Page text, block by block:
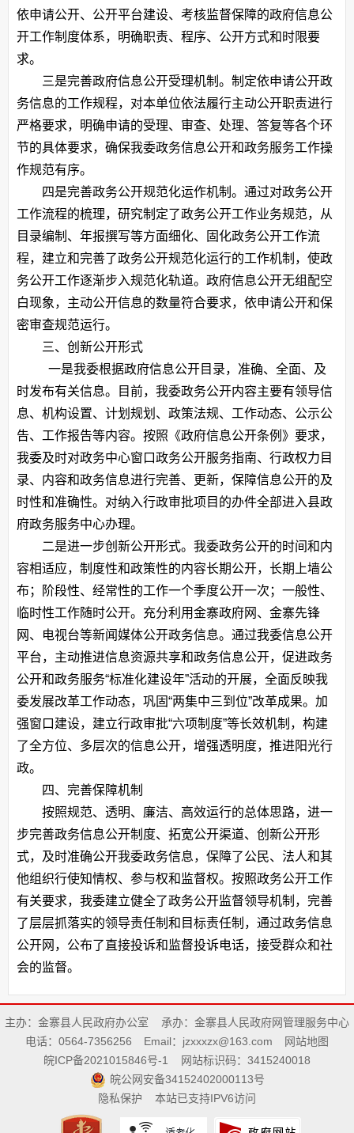
依申请公开、公开平台建设、考核监督保障的政府信息公
开工作制度体系，明确职责、程序、公开方式和时限要
求。
三是完善政府信息公开受理机制。制定依申请公开政
务信息的工作规程，对本单位依法履行主动公开职责进行
严格要求，明确申请的受理、审查、处理、答复等各个环
节的具体要求，确保我委政务信息公开和政务服务工作操
作规范有序。
四是完善政务公开规范化运作机制。通过对政务公开
工作流程的梳理，研究制定了政务公开工作业务规范，从
目录编制、年报撰写等方面细化、固化政务公开工作流
程，建立和完善了政务公开规范化运行的工作机制，使政
务公开工作逐渐步入规范化轨道。政府信息公开无组配空
白现象，主动公开信息的数量符合要求，依申请公开和保
密审查规范运行。
三、创新公开形式
一是我委根据政府信息公开目录，准确、全面、及
时发布有关信息。目前，我委政务公开内容主要有领导信
息、机构设置、计划规划、政策法规、工作动态、公示公
告、工作报告等内容。按照《政府信息公开条例》要求，
我委及时对政务中心窗口政务公开服务指南、行政权力目
录、内容和政务信息进行完善、更新，保障信息公开的及
时性和准确性。对纳入行政审批项目的办件全部进入县政
府政务服务中心办理。
二是进一步创新公开形式。我委政务公开的时间和内
容相适应，制度性和政策性的内容长期公开，长期上墙公
布；阶段性、经常性的工作一个季度公开一次；一般性、
临时性工作随时公开。充分利用金寨政府网、金寨先锋
网、电视台等新闻媒体公开政务信息。通过我委信息公开
平台，主动推进信息资源共享和政务信息公开，促进政务
公开和政务服务“标准化建设年”活动的开展，全面反映我
委发展改革工作动态，巩固“两集中三到位”改革成果。加
强窗口建设，建立行政审批“六项制度”等长效机制，构建
了全方位、多层次的信息公开，增强透明度，推进阳光行
政。
四、完善保障机制
按照规范、透明、廉洁、高效运行的总体思路，进一
步完善政务信息公开制度、拓宽公开渠道、创新公开形
式，及时准确公开我委政务信息，保障了公民、法人和其
他组织行使知情权、参与权和监督权。按照政务公开工作
有关要求，我委建立健全了政务公开监督领导机制，完善
了层层抓落实的领导责任制和目标责任制，通过政务信息
公开网，公布了直接投诉和监督投诉电话，接受群众和社
会的监督。
主办：金寨县人民政府办公室
承办：金寨县人民政府网管理服务中心
电话：0564-7356256
Email：jzxxxzx@163.com
网站地图
皖ICP备2021015846号-1
网站标识码：3415240018
皖公网安备34152402000113号
隐私保护
本站已支持IPV6访问